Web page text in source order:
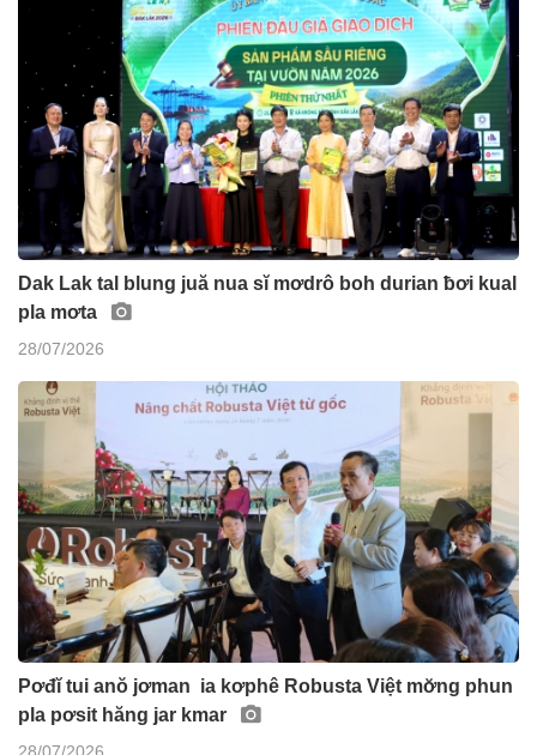
Dak Lak tal blung juă nua sĭ mơdrô boh durian ƀơi kual
pla mơta
28/07/2026
Pơđĭ tui anŏ jơman ia kơphê Robusta Việt mơ̆ng phun
pla pơsit hăng jar kmar